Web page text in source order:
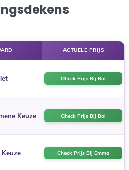
ACTUELE PRIJS
Check Prijs Bij Bol
Keuze Check Prijs Bij Bol
Check Prijs Bij Emma